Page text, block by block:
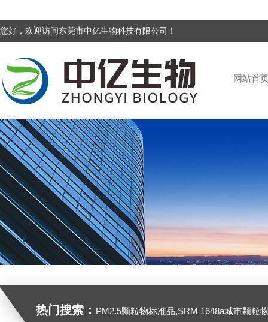
您好，欢迎访问东莞市中亿生物科技有限公司！
网站首
热门搜索： PM2.5颗粒物标准品,SRM 1648a城市颗粒物,SRM 1649B